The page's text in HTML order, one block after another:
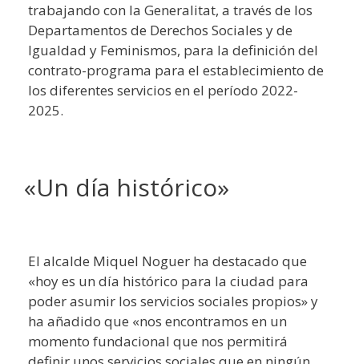
trabajando con la Generalitat, a través de los
Departamentos de Derechos Sociales y de
Igualdad y Feminismos, para la definición del
contrato-programa para el establecimiento de
los diferentes servicios en el período 2022-
2025.
«Un día histórico»
El alcalde Miquel Noguer ha destacado que
«hoy es un día histórico para la ciudad para
poder asumir los servicios sociales propios» y
ha añadido que «nos encontramos en un
momento fundacional que nos permitirá